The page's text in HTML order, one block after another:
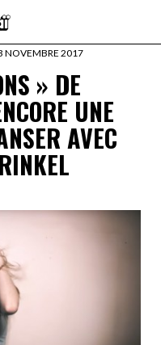
NOVEMBRE 2017
» DE
UNE
AVEC